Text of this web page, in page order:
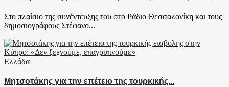
Στο πλαίσιο της συνέντευξης του στο Ράδιο Θεσσαλονίκη και τους
δημοσιογράφους Στέφανο...
Ελλάδα
Μητσοτάκης για την επέτειο της τουρκικής...